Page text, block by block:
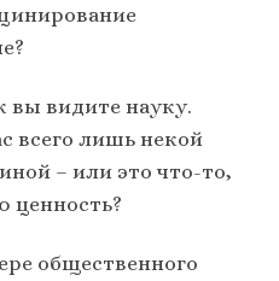
вы видите науку.
всего лишь некой
– или это что-то,
ценность?
общественного